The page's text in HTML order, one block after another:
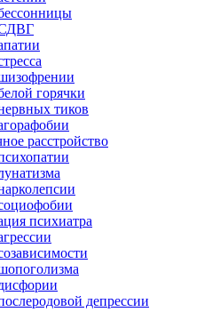
горячки
тиков
расстройство
психиатра
депрессии